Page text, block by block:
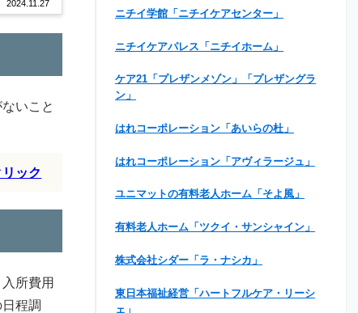
2024.11.27
いこと
ック
所費用
程調
ニチイ学館「ニチイケアセンター」
ニチイケアパレス「ニチイホーム」
ケア21「プレザンメゾン」「プレザングラ
ン」
はれコーポレーション「あいらの杜」
はれコーポレーション「アヴィラージュ」
ユニマットの有料老人ホーム「そよ風」
有料老人ホーム「ツクイ・サンシャイン」
株式会社シダー「ラ・ナシカ」
東日本福祉経営「ハートフルケア・リーシ
ェ」